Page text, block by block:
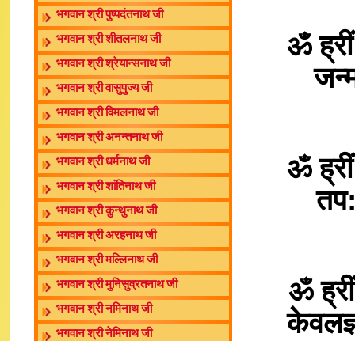
भगवान श्री पुष्पदंतनाथ जी
भगवान श्री शीतलनाथ जी
भगवान श्री श्रेयान्सनाथ जी
भगवान श्री वासुपुज्य जी
भगवान श्री विमलनाथ जी
भगवान श्री अनन्तनाथ जी
भगवान श्री धर्मनाथ जी
भगवान श्री शांतिनाथ जी
भगवान श्री कुन्थुनाथ जी
भगवान श्री अरहनाथ जी
भगवान श्री मल्लिनाथ जी
भगवान श्री मुनिसुव्रतनाथ जी
भगवान श्री नमिनाथ जी
भगवान श्री नेमिनाथ जी
ॐ
ॐ
ॐ